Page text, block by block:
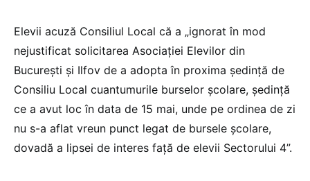
Elevii acuză Consiliul Local că a „ignorat în mod
nejustificat solicitarea Asociației Elevilor din
București și Ilfov de a adopta în proxima ședință de
Consiliu Local cuantumurile burselor școlare, ședință
ce a avut loc în data de 15 mai, unde pe ordinea de zi
nu s-a aflat vreun punct legat de bursele școlare,
dovadă a lipsei de interes față de elevii Sectorului 4”.